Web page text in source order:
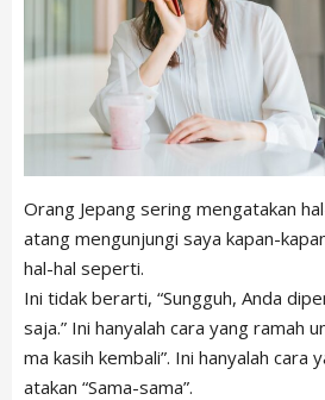
Orang Jepang sering mengatakan
atang mengunjungi saya kapan-
hal-hal seperti.
Ini tidak berarti, “Sungguh, Anda
saja.” Ini hanyalah cara yang ramah
ma kasih kembali”. Ini hanyalah cara
atakan “Sama-sama”.